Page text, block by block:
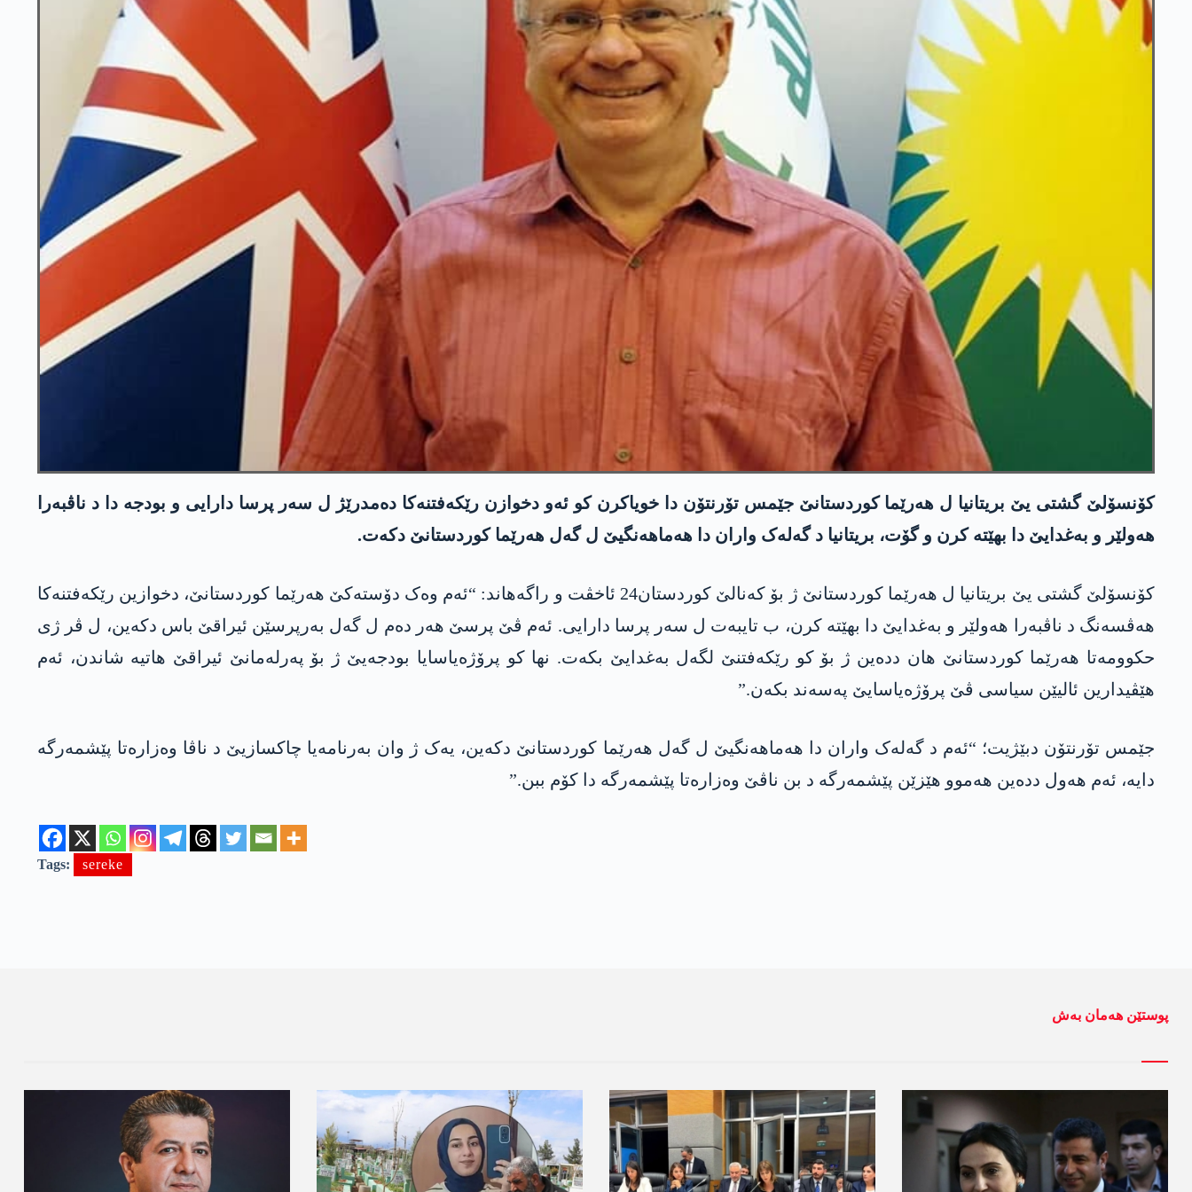
کۆنسۆلێ گشتی یێ بریتانیا ل ھەرێما کوردستانێ جێمس تۆرنتۆن دا خویاکرن کو ئەو دخوازن رێکەفتنەکا دەمدرێژ ل سەر پرسا دارایی و بودجە دا د ناڤبەرا
ھەولێر و بەغدایێ دا بهێتە کرن و گۆت، بریتانیا د گەلەک واران دا هەماهەنگیێ ل گەل ھەرێما کوردستانێ دکەت.
کۆنسۆلێ گشتی یێ بریتانیا ل ھەرێما کوردستانێ ژ بۆ کەنالێ کوردستان24 ئاخڤت و راگەهاند: “ئەم وەک دۆستەکێ ھەرێما کوردستانێ، دخوازین رێکەفتنەکا
ھەڤسەنگ د ناڤبەرا ھەولێر و بەغدایێ دا بهێتە کرن، ب تایبەت ل سەر پرسا دارایی. ئەم ڤێ پرسێ ھەر دەم ل گەل بەرپرسێن ئیراقێ باس دکەین، ل ڤر ژی
حکوومەتا ھەرێما کوردستانێ ھان ددەین ژ بۆ کو رێکەفتنێ لگەل بەغدایێ بکەت. نھا کو پرۆژەیاسایا بودجەیێ ژ بۆ پەرلەمانێ ئیراقێ ھاتیە شاندن، ئەم
ھێڤیدارین ئالیێن سیاسی ڤێ پرۆژەیاسایێ پەسەند بکەن.”
جێمس تۆرنتۆن دبێژیت؛ “ئەم د گەلەک واران دا هەماهەنگیێ ل گەل ھەرێما کوردستانێ دکەین، یەک ژ وان بەرنامەیا چاکسازیێ د ناڤا وەزارەتا پێشمەرگە
دایە، ئەم ھەول ددەین ھەموو ھێزێن پێشمەرگە د بن ناڤێ وەزارەتا پێشمەرگە دا کۆم ببن.”
Tags: sereke
پوستێن ھەمان بەش